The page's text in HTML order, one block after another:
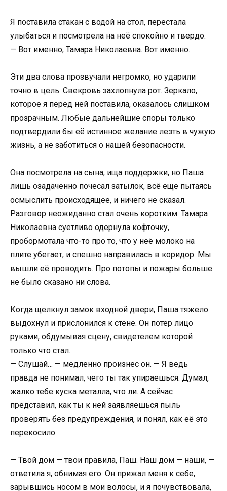
Я поставила стакан с водой на стол, перестала
улыбаться и посмотрела на неё спокойно и твердо.
— Вот именно, Тамара Николаевна. Вот именно.
Эти два слова прозвучали негромко, но ударили
точно в цель. Свекровь захлопнула рот. Зеркало,
которое я перед ней поставила, оказалось слишком
прозрачным. Любые дальнейшие споры только
подтвердили бы её истинное желание лезть в чужую
жизнь, а не заботиться о нашей безопасности.
Она посмотрела на сына, ища поддержки, но Паша
лишь озадаченно почесал затылок, всё еще пытаясь
осмыслить происходящее, и ничего не сказал.
Разговор неожиданно стал очень коротким. Тамара
Николаевна суетливо одернула кофточку,
пробормотала что-то про то, что у неё молоко на
плите убегает, и спешно направилась в коридор. Мы
вышли её проводить. Про потопы и пожары больше
не было сказано ни слова.
Когда щелкнул замок входной двери, Паша тяжело
выдохнул и прислонился к стене. Он потер лицо
руками, обдумывая сцену, свидетелем которой
только что стал.
— Слушай… — медленно произнес он. — Я ведь
правда не понимал, чего ты так упираешься. Думал,
жалко тебе куска металла, что ли. А сейчас
представил, как ты к ней заявляешься пыль
проверять без предупреждения, и понял, как её это
перекосило.
— Твой дом — твои правила, Паш. Наш дом — наши, —
ответила я, обнимая его. Он прижал меня к себе,
зарывшись носом в мои волосы, и я почувствовала,